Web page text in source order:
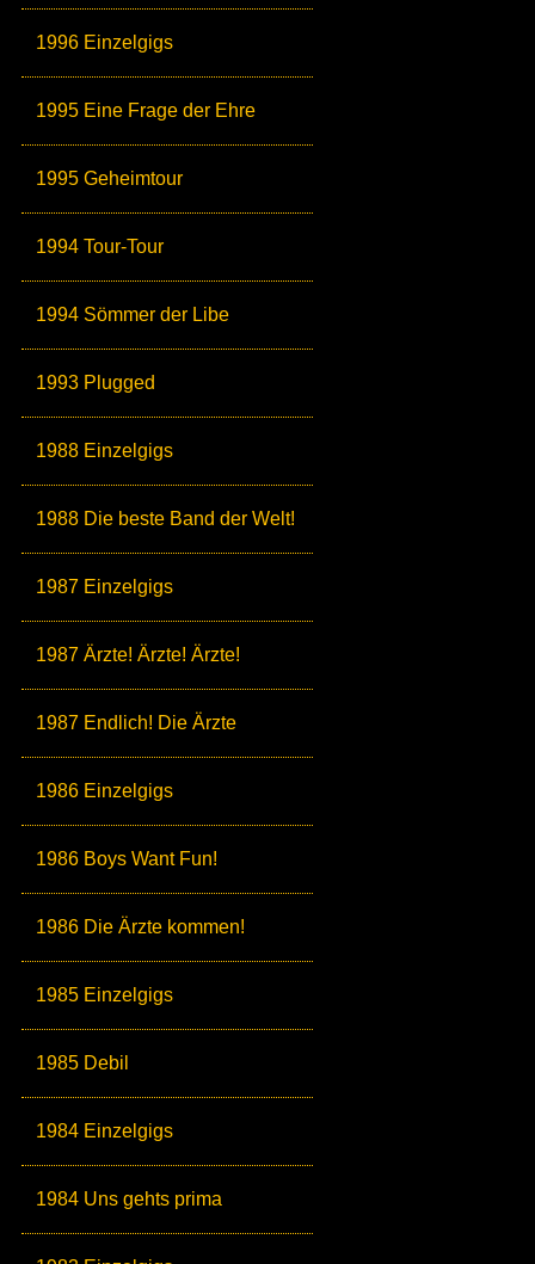
1996 Einzelgigs
1995 Eine Frage der Ehre
1995 Geheimtour
1994 Tour-Tour
1994 Sömmer der Libe
1993 Plugged
1988 Einzelgigs
1988 Die beste Band der Welt!
1987 Einzelgigs
1987 Ärzte! Ärzte! Ärzte!
1987 Endlich! Die Ärzte
1986 Einzelgigs
1986 Boys Want Fun!
1986 Die Ärzte kommen!
1985 Einzelgigs
1985 Debil
1984 Einzelgigs
1984 Uns gehts prima